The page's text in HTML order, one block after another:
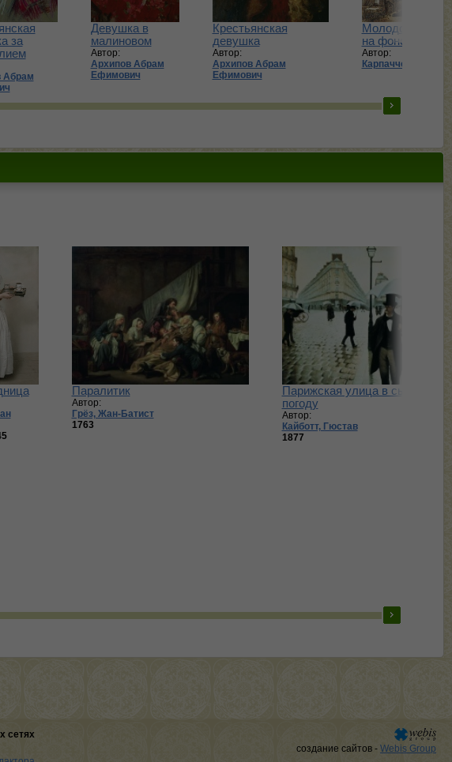
за
Абрам
Девушка в
малиновом
Автор:
Архипов Абрам
Ефимович
Крестьянская
девушка
Автор:
Архипов Абрам
Ефимович
Молодой
на фоне
Автор:
Карпаччо, Витторе
Паралитик
Автор:
Грёз, Жан-Батист
1763
Парижская улица в сырую
погоду
Автор:
Кайботт, Гюстав
1877
сетях
создание сайтов - Webis Group